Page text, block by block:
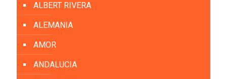
ALBERT RIVERA
ALEMANIA
AMOR
ANDALUCIA